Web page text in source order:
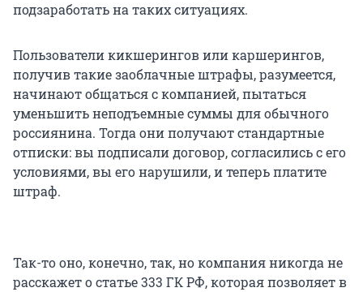
подзаработать на таких ситуациях.
Пользователи кикшерингов или каршерингов,
получив такие заоблачные штрафы, разумеется,
начинают общаться с компанией, пытаться
уменьшить неподъемные суммы для обычного
россиянина. Тогда они получают стандартные
отписки: вы подписали договор, согласились с его
условиями, вы его нарушили, и теперь платите
штраф.
Так-то оно, конечно, так, но компания никогда не
расскажет остатье 333 ГК РФ, которая позволяет в